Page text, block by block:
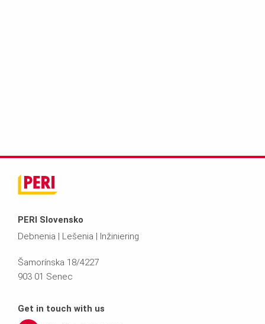
PERI Slovensko
Debnenia | Lešenia | Inžiniering
Šamorínska 18/4227
903 01 Senec
Get in touch with us